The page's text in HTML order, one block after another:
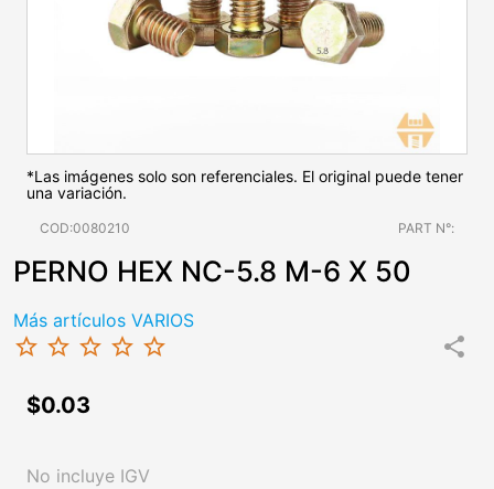
*Las imágenes solo son referenciales. El original puede tener
una variación.
COD:0080210 PART N°:
PERNO HEX NC-5.8 M-6 X 50
Más artículos VARIOS
star_border star_border star_border star_border star_border share
$0.03
No incluye IGV